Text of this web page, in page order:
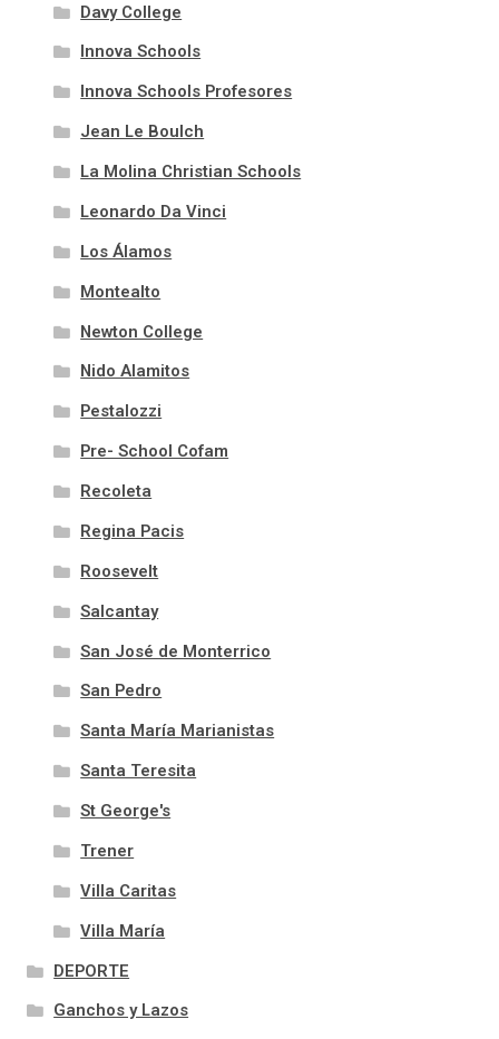
Davy College
Innova Schools
Innova Schools Profesores
Jean Le Boulch
La Molina Christian Schools
Leonardo Da Vinci
Los Álamos
Montealto
Newton College
Nido Alamitos
Pestalozzi
Pre- School Cofam
Recoleta
Regina Pacis
Roosevelt
Salcantay
San José de Monterrico
San Pedro
Santa María Marianistas
Santa Teresita
St George's
Trener
Villa Caritas
Villa María
DEPORTE
Ganchos y Lazos